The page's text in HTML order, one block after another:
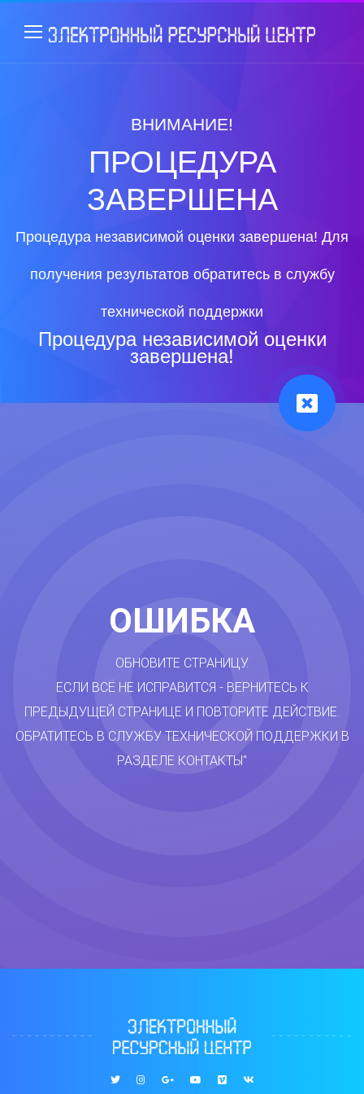
ВНИМАНИЕ!
ПРОЦЕДУРА
ЗАВЕРШЕНА
Процедура независимой оценки завершена! Для
получения результатов обратитесь в службу
технической поддержки
Процедура независимой оценки
завершена!
ОШИБКА
ОБНОВИТЕ СТРАНИЦУ.
ЕСЛИ ВСЁ НЕ ИСПРАВИТСЯ - ВЕРНИТЕСЬ К
ПРЕДЫДУЩЕЙ СТРАНИЦЕ И ПОВТОРИТЕ ДЕЙСТВИЕ.
ОБРАТИТЕСЬ В СЛУЖБУ ТЕХНИЧЕСКОЙ ПОДДЕРЖКИ В
РАЗДЕЛЕ КОНТАКТЫ"